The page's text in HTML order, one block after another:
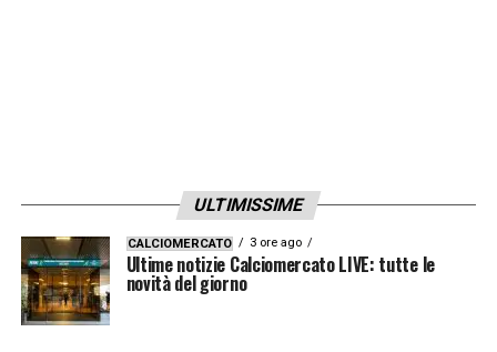
corsa e della fame.
LA PLAYLIST DELLE NOSTRE TOP NEWS
ULTIMISSIME
CALCIOMERCATO 3 ore ago
Ultime notizie Calciomercato LIVE: tutte le
novità del giorno